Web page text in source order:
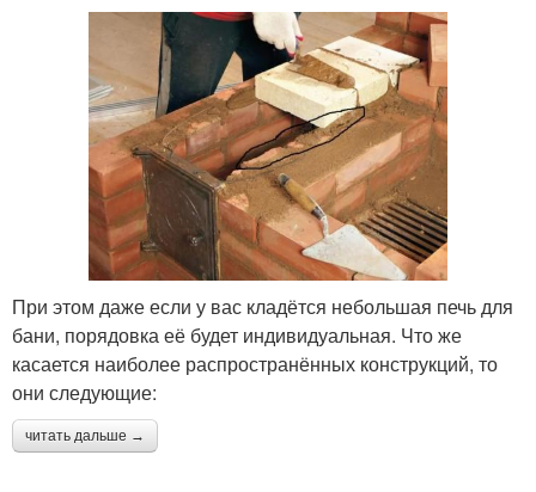
При этом даже если у вас кладётся небольшая печь для
бани, порядовка её будет индивидуальная. Что же
касается наиболее распространённых конструкций, то
они следующие:
читать дальше →